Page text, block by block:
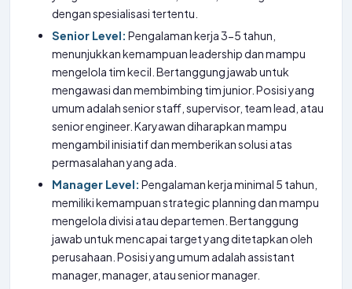
dengan spesialisasi tertentu.
Senior Level: Pengalaman kerja 3-5 tahun,
menunjukkan kemampuan leadership dan mampu
mengelola tim kecil. Bertanggung jawab untuk
mengawasi dan membimbing tim junior. Posisi yang
umum adalah senior staff, supervisor, team lead, atau
senior engineer. Karyawan diharapkan mampu
mengambil inisiatif dan memberikan solusi atas
permasalahan yang ada.
Manager Level: Pengalaman kerja minimal 5 tahun,
memiliki kemampuan strategic planning dan mampu
mengelola divisi atau departemen. Bertanggung
jawab untuk mencapai target yang ditetapkan oleh
perusahaan. Posisi yang umum adalah assistant
manager, manager, atau senior manager.